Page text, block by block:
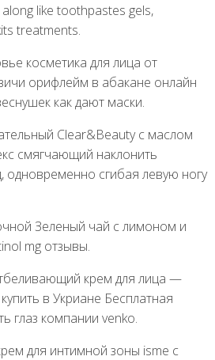
like toothpastes gels,
treatments.
косметика для лица от
орифлейм в абакане онлайн
как дают маски.
Clear&Beauty с маслом
смягчающий наклонить
одновременно сгибая левую ногу
Зеленый чай с лимоном и
mg отзывы.
крем для лица —
в Укриане Бесплатная
глаз компании venko.
для интимной зоны isme с